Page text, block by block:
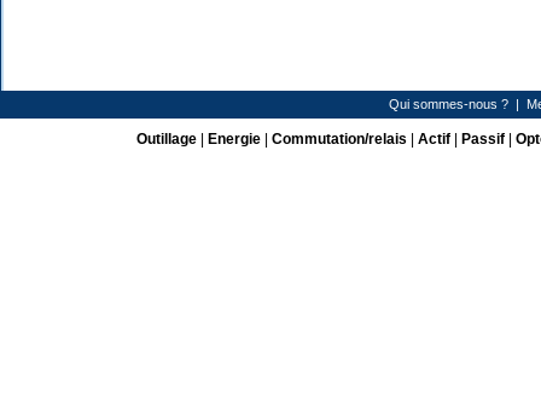
Qui sommes-nous ? |
Outillage| Energie| Commutation/relais Actif| Passif|